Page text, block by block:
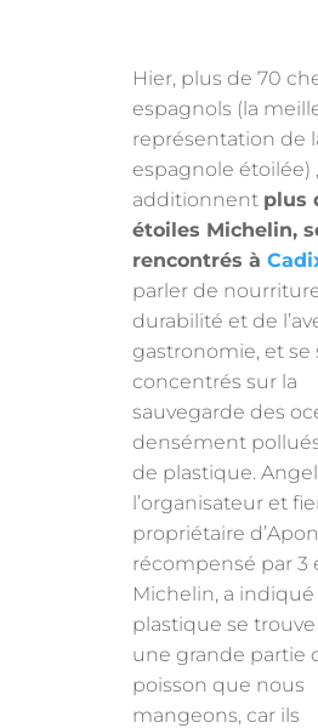
Hier, plus de 70
espagnols (la
représentation de
espagnole étoilée)
additionnent plus
étoiles Michelin,
rencontrés à
parler de
durabilité et de
gastronomie, et se
concentrés sur la
sauvegarde des
densément
de plastique.
l’organisateur et
propriétaire
récompensé par 3
Michelin, a
plastique se
une grande partie
poisson que nous
mangeons, car ils